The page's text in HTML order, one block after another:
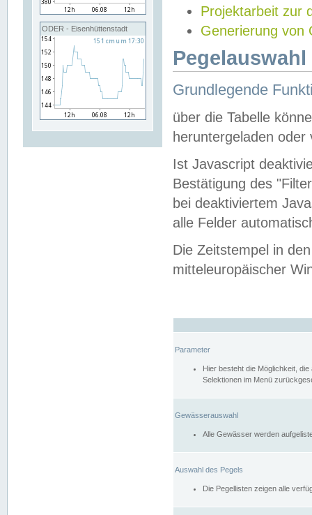
ODER - Eisenhüttenstadt
Projektarbeit zur
Generierung von
Grundlegende
über die Tabelle
heruntergeladen oder
Ist Javascript
Bestätigung des
bei deaktiviertem
alle Felder
Die Zeitstempel in
mitteleuropäischer
Parameter
Hier besteht die Möglichkeit,
Selektionen im Menü
Gewässerauswahl
Alle Gewässer werden
Auswahl des Pegels
Die Pegellisten zeigen alle